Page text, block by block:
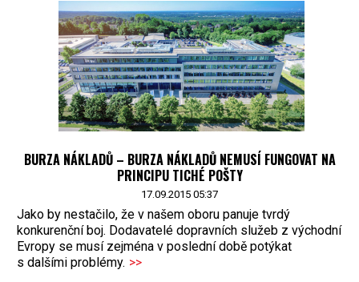
BURZA NÁKLADŮ – BURZA NÁKLADŮ NEMUSÍ FUNGOVAT NA
PRINCIPU TICHÉ POŠTY
17.09.2015 05:37
Jako by nestačilo, že v našem oboru panuje tvrdý
konkurenční boj. Dodavatelé dopravních služeb z východní
Evropy se musí zejména v poslední době potýkat
s dalšími problémy. >>